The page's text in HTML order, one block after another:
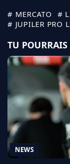
# MERCATO #
# JUPILER PRO
TU
NEWS